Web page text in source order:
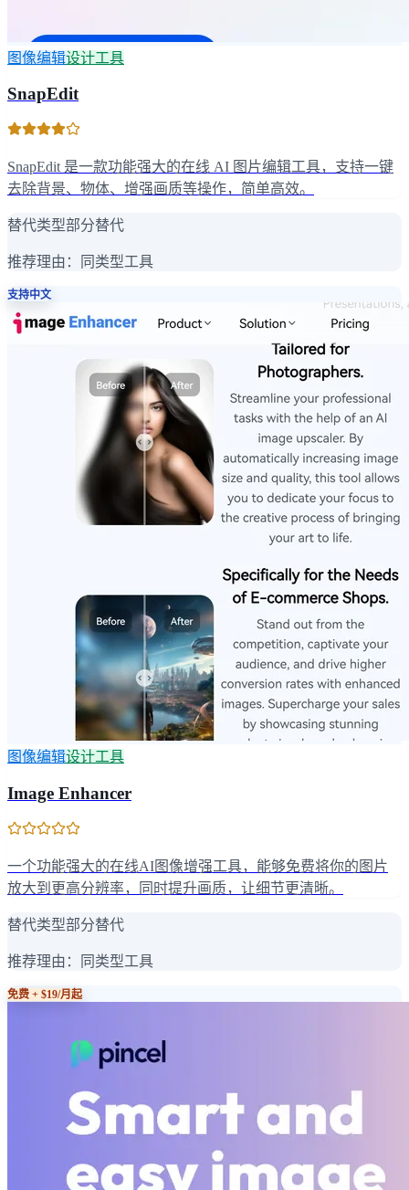
图像编辑设计工具
SnapEdit
SnapEdit 是一款功能强大的在线 AI 图片编辑工具，支持一键
去除背景、物体、增强画质等操作，简单高效。
替代类型部分替代
推荐理由： 同类型工具
支持中文
图像编辑设计工具
Image Enhancer
一个功能强大的在线AI图像增强工具，能够免费将你的图片
放大到更高分辨率，同时提升画质，让细节更清晰。
替代类型部分替代
推荐理由： 同类型工具
免费 + $19/月起